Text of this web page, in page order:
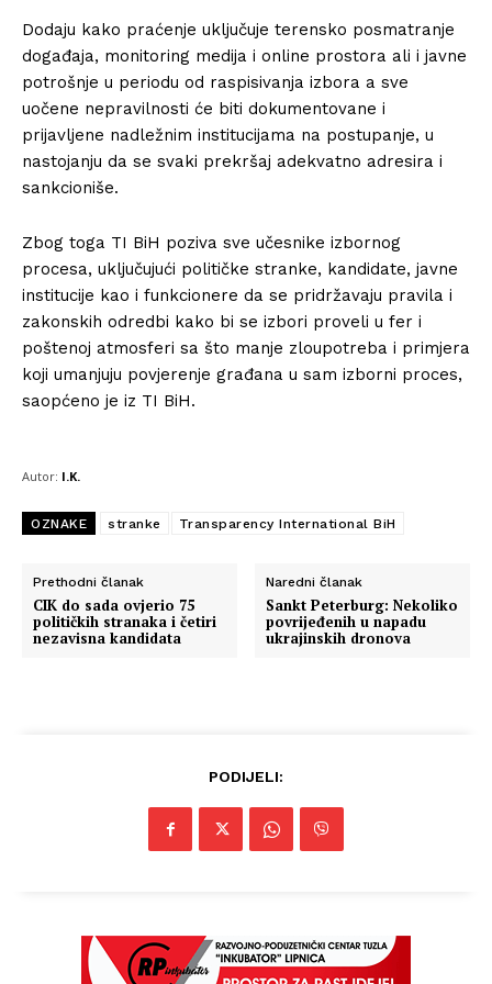
Info
O nama
Dodaju kako praćenje uključuje terensko posmatranje
događaja, monitoring medija i online prostora ali i javne
potrošnje u periodu od raspisivanja izbora a sve
uočene nepravilnosti će biti dokumentovane i
prijavljene nadležnim institucijama na postupanje, u
nastojanju da se svaki prekršaj adekvatno adresira i
sankcioniše.
Zbog toga TI BiH poziva sve učesnike izbornog
procesa, uključujući političke stranke, kandidate, javne
institucije kao i funkcionere da se pridržavaju pravila i
zakonskih odredbi kako bi se izbori proveli u fer i
poštenoj atmosferi sa što manje zloupotreba i primjera
koji umanjuju povjerenje građana u sam izborni proces,
saopćeno je iz TI BiH.
Autor: I.K.
OZNAKE stranke Transparency International BiH
Prethodni članak
CIK do sada ovjerio 75
političkih stranaka i četiri
nezavisna kandidata
Naredni članak
Sankt Peterburg: Nekoliko
povrijeđenih u napadu
ukrajinskih dronova
PODIJELI: